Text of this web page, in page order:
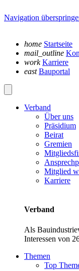
Navigation
home Startseite
mail_outline
work Karriere
east Bauportal
Verband
Über uns
Präsidium
Beirat
Gremien
Mitglied
Karriere
Verband
Als
Interessen von
Themen
Top